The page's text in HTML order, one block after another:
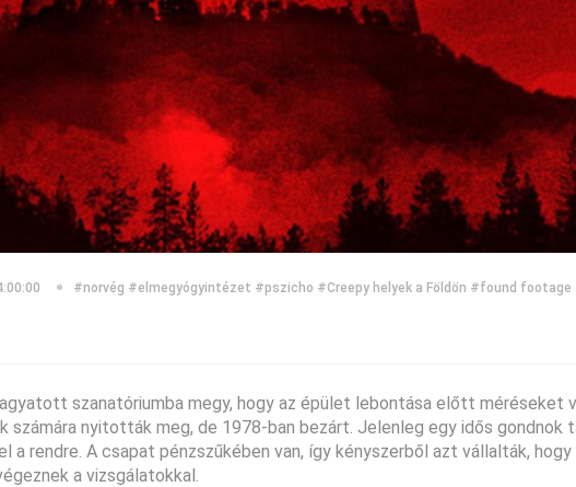
#norvég #elmegyógyintézet #pszicho #Creepy helyek a Földön #found footage
szanatóriumba megy, hogy az épület lebontása előtt méréseket
számára nyitották meg, de 1978-ban bezárt. Jelenleg egy idős gondnok
a rendre. A csapat pénzszűkében van, így kényszerből azt vállalták, hogy
a vizsgálatokkal.